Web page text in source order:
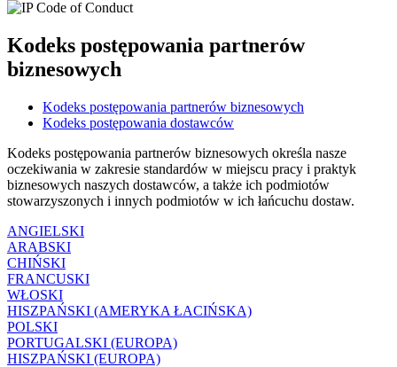
Kodeks postępowania partnerów
biznesowych
Kodeks postępowania partnerów biznesowych
Kodeks postępowania dostawców
Kodeks postępowania partnerów biznesowych określa nasze
oczekiwania w zakresie standardów w miejscu pracy i praktyk
biznesowych naszych dostawców, a także ich podmiotów
stowarzyszonych i innych podmiotów w ich łańcuchu dostaw.
ANGIELSKI
ARABSKI
CHIŃSKI
FRANCUSKI
WŁOSKI
HISZPAŃSKI (AMERYKA ŁACIŃSKA)
POLSKI
PORTUGALSKI (EUROPA)
HISZPAŃSKI (EUROPA)